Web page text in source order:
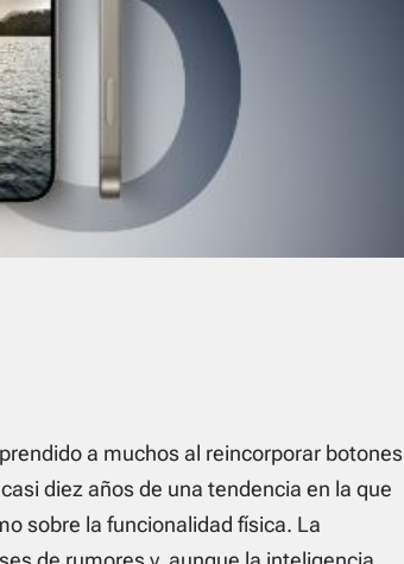
a muchos al reincorporar botones
diez años de una tendencia en la que
sobre la funcionalidad física. La